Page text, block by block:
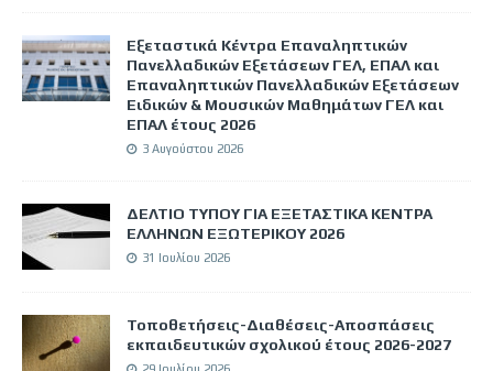
Εξεταστικά Κέντρα Επαναληπτικών
Πανελλαδικών Εξετάσεων ΓΕΛ, ΕΠΑΛ και
Επαναληπτικών Πανελλαδικών Εξετάσεων
Ειδικών & Μουσικών Μαθημάτων ΓΕΛ και
ΕΠΑΛ έτους 2026
3 Αυγούστου 2026
ΔΕΛΤΙΟ ΤΥΠΟΥ ΓΙΑ ΕΞΕΤΑΣΤΙΚΑ ΚΕΝΤΡΑ
ΕΛΛΗΝΩΝ ΕΞΩΤΕΡΙΚΟΥ 2026
31 Ιουλίου 2026
Τοποθετήσεις-Διαθέσεις-Αποσπάσεις
εκπαιδευτικών σχολικού έτους 2026-2027